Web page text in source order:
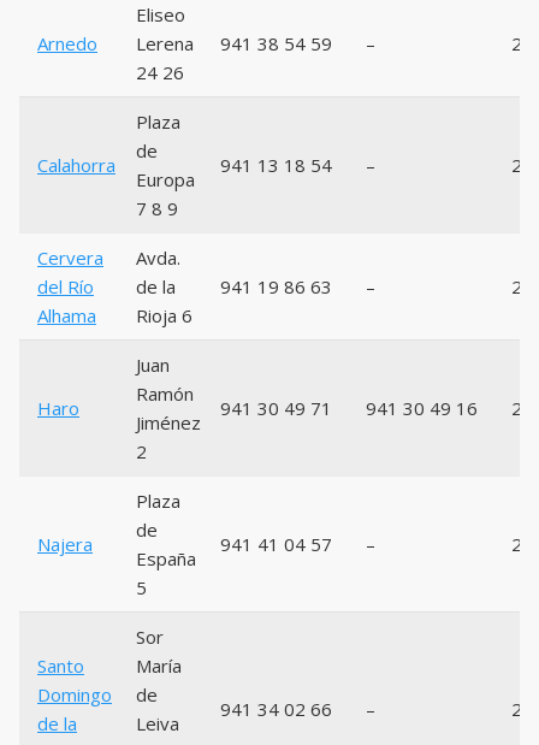
Arnedo
Eliseo
Lerena
24 26
941 38 54 59 –
Calahorra
Plaza
de
Europa
7 8 9
941 13 18 54 –
Cervera
del Río
Alhama
Avda.
de la
Rioja 6
941 19 86 63 –
Haro
Juan
Ramón
Jiménez
2
941 30 49 71 941 30 49 16
Najera
Plaza
de
España
5
941 41 04 57 –
Santo
Domingo
de la
Sor
María
de
Leiva
941 34 02 66 –